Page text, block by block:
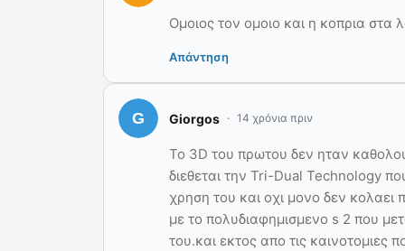
Ομοιος τον ομοιο και η κοπρια
Απάντηση
Giorgos 14 χρόνια πριν
Το 3D του πρωτου δεν ηταν
διεθεται την Tri-Dual Technology
χρηση του και οχι μονο δεν
με το πολυδιαφημισμενο s 2 που
του.και εκτος απο τις καινοτομιες